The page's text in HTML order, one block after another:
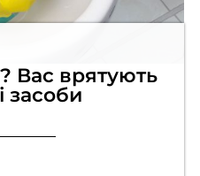
Вас врятують
засоби